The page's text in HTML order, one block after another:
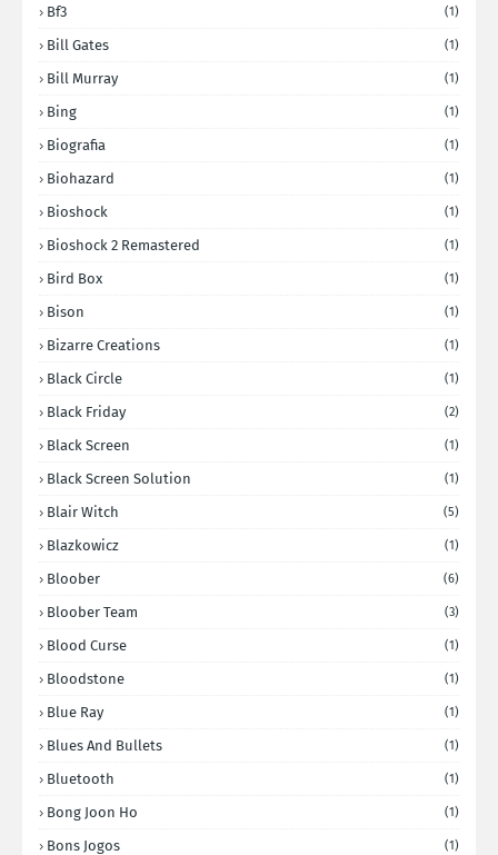
Bf3 (1)
Bill Gates (1)
Bill Murray (1)
Bing (1)
Biografia (1)
Biohazard (1)
Bioshock (1)
Bioshock 2 Remastered (1)
Bird Box (1)
Bison (1)
Bizarre Creations (1)
Black Circle (1)
Black Friday (2)
Black Screen (1)
Black Screen Solution (1)
Blair Witch (5)
Blazkowicz (1)
Bloober (6)
Bloober Team (3)
Blood Curse (1)
Bloodstone (1)
Blue Ray (1)
Blues And Bullets (1)
Bluetooth (1)
Bong Joon Ho (1)
Bons Jogos (1)